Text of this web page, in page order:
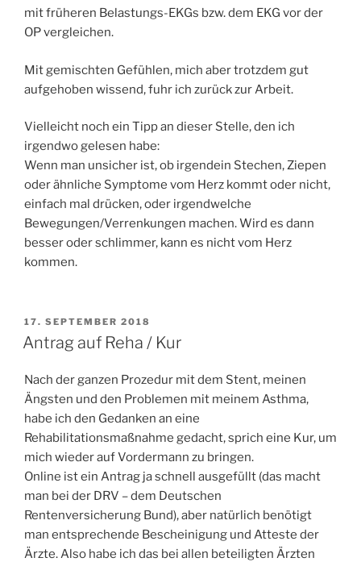
mit früheren Belastungs-EKGs bzw. dem EKG vor der
OP vergleichen.
Mit gemischten Gefühlen, mich aber trotzdem gut
aufgehoben wissend, fuhr ich zurück zur Arbeit.
Vielleicht noch ein Tipp an dieser Stelle, den ich
irgendwo gelesen habe:
Wenn man unsicher ist, ob irgendein Stechen, Ziepen
oder ähnliche Symptome vom Herz kommt oder nicht,
einfach mal drücken, oder irgendwelche
Bewegungen/Verrenkungen machen. Wird es dann
besser oder schlimmer, kann es nicht vom Herz
kommen.
VERÖFFENTLICHT
AM
17. SEPTEMBER 2018
Antrag auf Reha / Kur
Nach der ganzen Prozedur mit dem Stent, meinen
Ängsten und den Problemen mit meinem Asthma,
habe ich den Gedanken an eine
Rehabilitationsmaßnahme gedacht, sprich eine Kur, um
mich wieder auf Vordermann zu bringen.
Online ist ein Antrag ja schnell ausgefüllt (das macht
man bei der DRV – dem Deutschen
Rentenversicherung Bund), aber natürlich benötigt
man entsprechende Bescheinigung und Atteste der
Ärzte. Also habe ich das bei allen beteiligten Ärzten